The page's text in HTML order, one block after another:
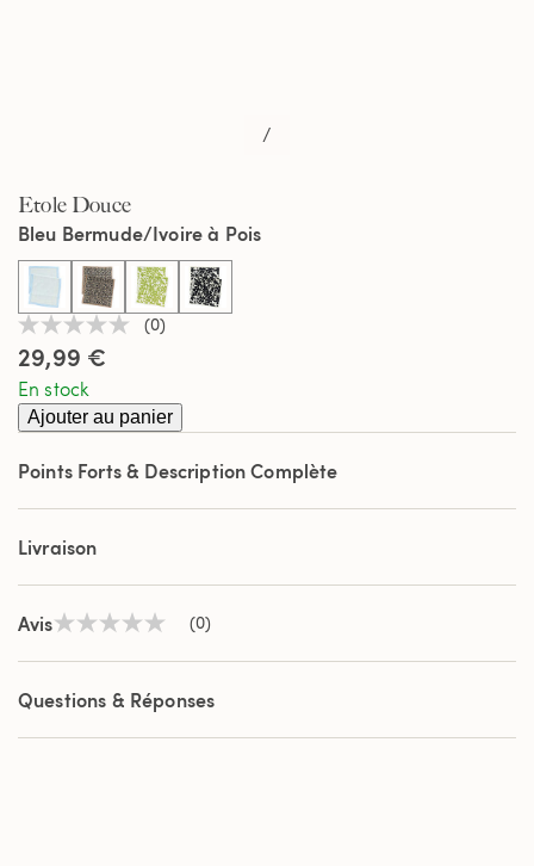
/
Etole Douce
Aucune
valeur
de
notation
Lien
sur
même
(0)
29,99 €
Bleu Bermude/Ivoire à Pois
selected
En stock
Ajouter au panier
Points Forts & Description Complète
Livraison
AvisAucune
de
notation
Lien
la
(0)
Questions & Réponses